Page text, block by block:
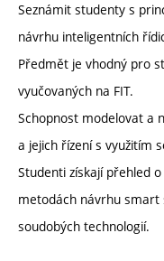
Seznámit studenty s
návrhu inteligentních
Předmět je vhodný pro
vyučovaných na FIT.
Schopnost modelovat a
a jejich řízení s využitím
Studenti získají přehled
metodách návrhu smart
soudobých technologií.